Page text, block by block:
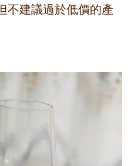
不建議過於低價的產